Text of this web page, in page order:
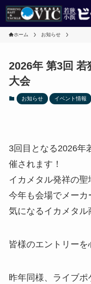
ホーム お知らせ
2026年 第3回
大会
お知らせ イベント情報
3回目となる2026年
催されます！
イカメタル発祥の
今年も会場でメー
気になるイカメタル
皆様のエントリー
昨年同様、ライブ